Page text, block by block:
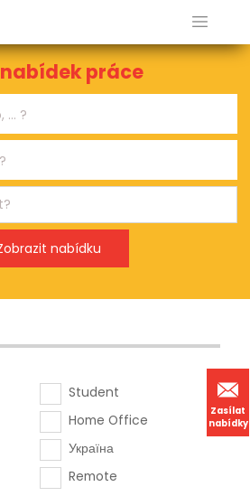
Zasílat
nabídky
nabídek práce
Student
Home Office
Україна
Remote